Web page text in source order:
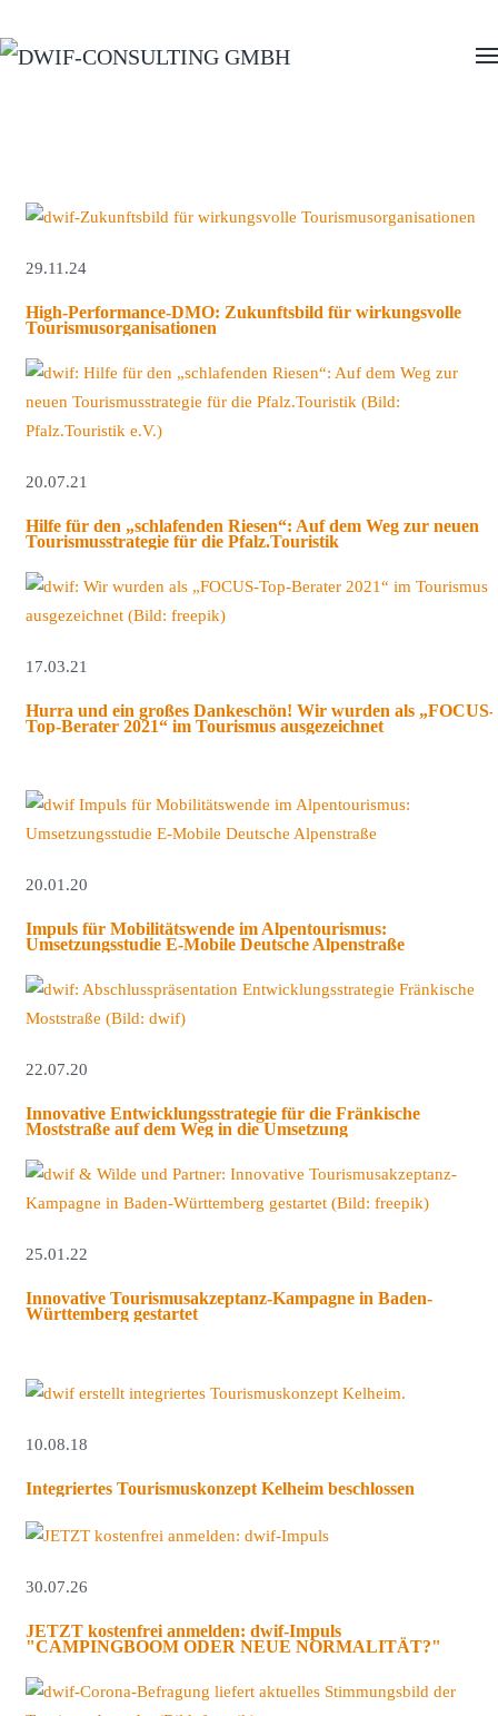
Zum Hauptinhalt springen
29.11.24
High-Performance-DMO: Zukunftsbild für wirkungsvolle
Tourismusorganisationen
20.07.21
Hilfe für den „schlafenden Riesen“: Auf dem Weg zur neuen
Tourismusstrategie für die Pfalz.Touristik
17.03.21
Hurra und ein großes Dankeschön! Wir wurden als „FOCUS-
Top-Berater 2021“ im Tourismus ausgezeichnet
20.01.20
Impuls für Mobilitätswende im Alpentourismus:
Umsetzungsstudie E-Mobile Deutsche Alpenstraße
22.07.20
Innovative Entwicklungsstrategie für die Fränkische
Moststraße auf dem Weg in die Umsetzung
25.01.22
Innovative Tourismusakzeptanz-Kampagne in Baden-
Württemberg gestartet
10.08.18
Integriertes Tourismuskonzept Kelheim beschlossen
30.07.26
JETZT kostenfrei anmelden: dwif-Impuls
"CAMPINGBOOM ODER NEUE NORMALITÄT?"